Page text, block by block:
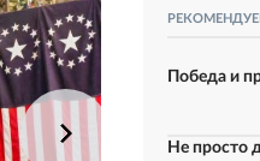
Победа и
Не просто